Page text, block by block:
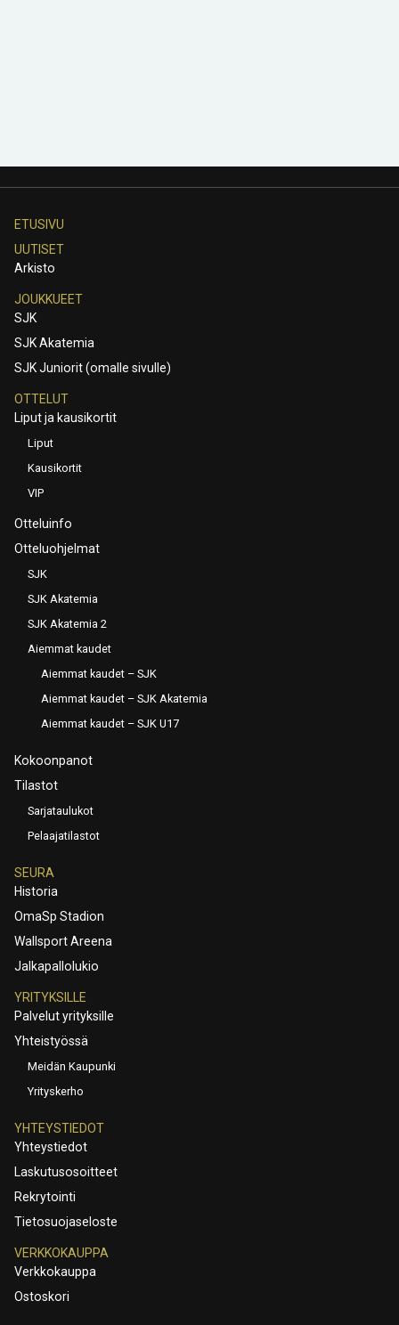
ETUSIVU
UUTISET
Arkisto
JOUKKUEET
SJK
SJK Akatemia
SJK Juniorit (omalle sivulle)
OTTELUT
Liput ja kausikortit
Liput
Kausikortit
VIP
Otteluinfo
Otteluohjelmat
SJK
SJK Akatemia
SJK Akatemia 2
Aiemmat kaudet
Aiemmat kaudet – SJK
Aiemmat kaudet – SJK Akatemia
Aiemmat kaudet – SJK U17
Kokoonpanot
Tilastot
Sarjataulukot
Pelaajatilastot
SEURA
Historia
OmaSp Stadion
Wallsport Areena
Jalkapallolukio
YRITYKSILLE
Palvelut yrityksille
Yhteistyössä
Meidän Kaupunki
Yrityskerho
YHTEYSTIEDOT
Yhteystiedot
Laskutusosoitteet
Rekrytointi
Tietosuojaseloste
VERKKOKAUPPA
Verkkokauppa
Ostoskori